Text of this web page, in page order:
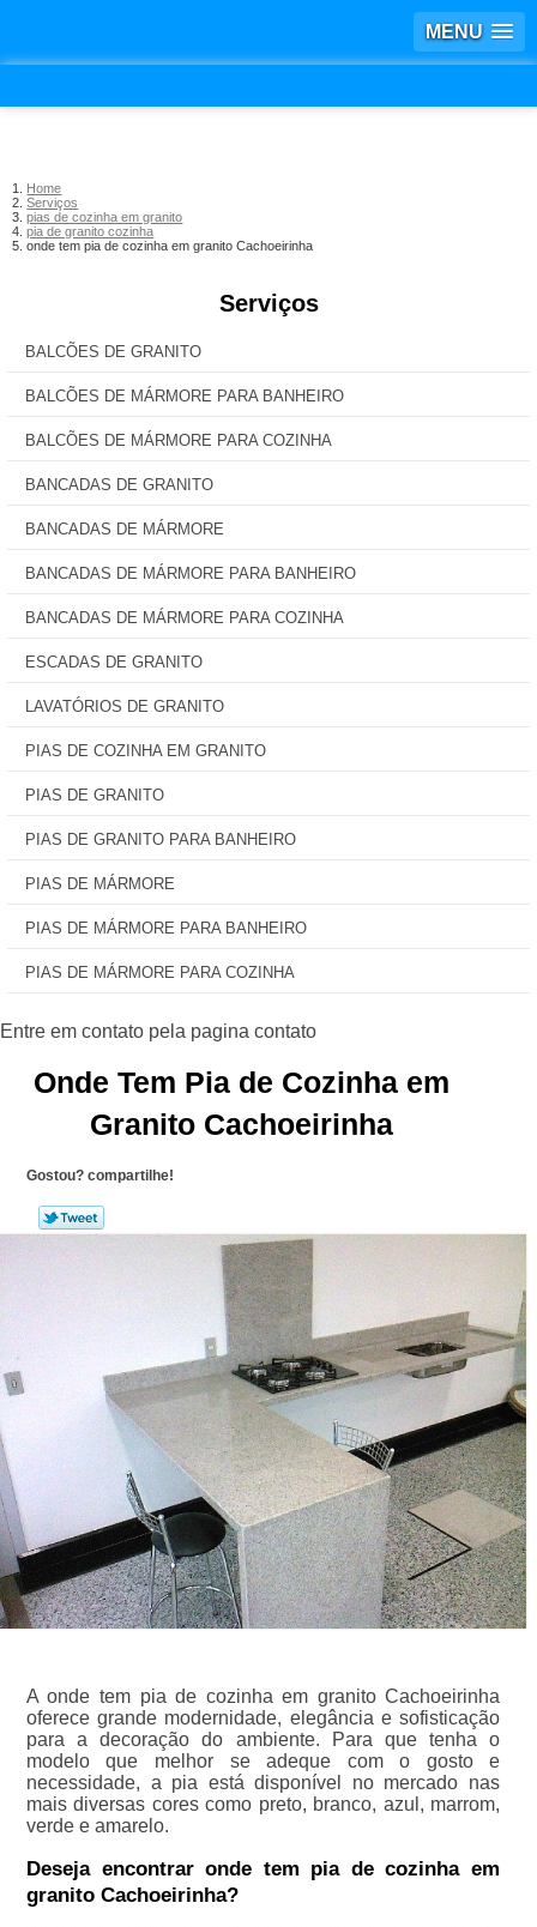
MENU
Home
Serviços
pias de cozinha em granito
pia de granito cozinha
onde tem pia de cozinha em granito Cachoeirinha
Serviços
BALCÕES DE GRANITO
BALCÕES DE MÁRMORE PARA BANHEIRO
BALCÕES DE MÁRMORE PARA COZINHA
BANCADAS DE GRANITO
BANCADAS DE MÁRMORE
BANCADAS DE MÁRMORE PARA BANHEIRO
BANCADAS DE MÁRMORE PARA COZINHA
ESCADAS DE GRANITO
LAVATÓRIOS DE GRANITO
PIAS DE COZINHA EM GRANITO
PIAS DE GRANITO
PIAS DE GRANITO PARA BANHEIRO
PIAS DE MÁRMORE
PIAS DE MÁRMORE PARA BANHEIRO
PIAS DE MÁRMORE PARA COZINHA
Onde Tem Pia de Cozinha em
Granito Cachoeirinha
Gostou? compartilhe!
A onde tem pia de cozinha em granito Cachoeirinha
oferece grande modernidade, elegância e sofisticação
para a decoração do ambiente. Para que tenha o
modelo que melhor se adeque com o gosto e
necessidade, a pia está disponível no mercado nas
mais diversas cores como preto, branco, azul, marrom,
verde e amarelo.
Deseja encontrar onde tem pia de cozinha em
granito Cachoeirinha?